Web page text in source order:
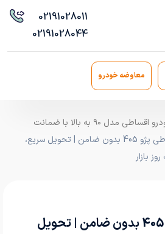
02191028011
02191028044
معاوضه خودرو
خودرو شاپ، خرید و فروش خودرو اقساطی مدل ۹۰ به بالا با ضمانت
» خرید اقساطی پژو 405 بدون ضامن | تحویل سریع،
بازار
خرید اقساطی پژو 405 بدون ضامن | تحویل